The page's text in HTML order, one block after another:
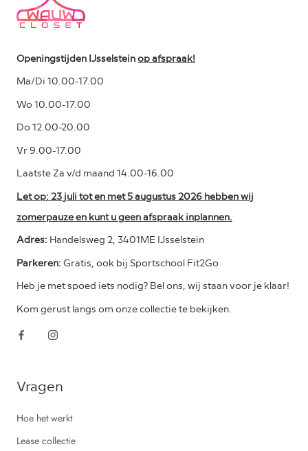
Openingstijden IJsselsteinop afspraak!
Ma/Di 10.00-17.00
Wo 10.00-17.00
Do 12.00-20.00
Vr 9.00-17.00
Laatste Za v/d maand 14.00-16.00
Let op: 23 juli tot en met 5 augustus 2026 hebben wij
zomerpauze en kunt u geen afspraak inplannen.
Adres: Handelsweg 2, 3401ME IJsselstein
Parkeren: Gratis, ook bij Sportschool Fit2Go
Heb je met spoed iets nodig? Bel ons, wij staan voor je klaar!
Kom gerust langs om onze collectie te bekijken.
Vragen
Hoe het werkt
Lease collectie